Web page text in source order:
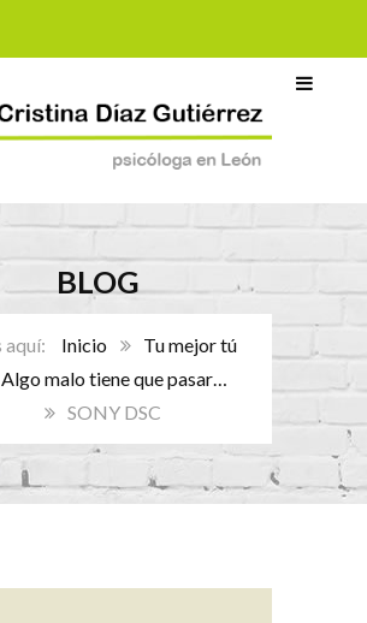
BLOG
Inicio
Tu mejor tú
Algo malo tiene que pasar…
SONY DSC